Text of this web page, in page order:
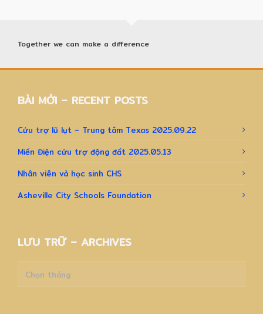
Together we can make a difference
BÀI MỚI – RECENT POSTS
Cứu trợ lũ lụt – Trung tâm Texas 2025.09.22
Miến Điện cứu trợ động đất 2025.05.13
Nhân viên và học sinh CHS
Asheville City Schools Foundation
LƯU TRỮ – ARCHIVES
trữ